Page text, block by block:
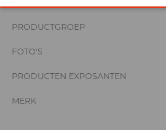
PRODUCTGROEP
FOTO'S
PRODUCTEN EXPOSANTEN
MERK